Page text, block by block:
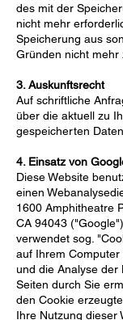
des mit der
nicht mehr
Speicherung aus
Gründen nicht mehr
3. Auskunftsrecht
Auf schriftliche
über die aktuell zu
gespeicherten
4. Einsatz von
Diese Website
einen
1600 Amphitheatre
CA 94043
verwendet sog.
auf Ihrem
und die Analyse der
Seiten durch Sie
den Cookie
Ihre Nutzung dieser